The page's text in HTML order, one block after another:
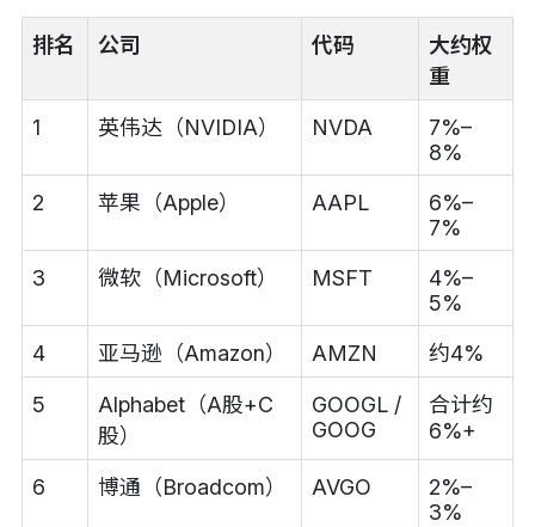
排名 公司 代码
大约权
重
1 英伟达（NVIDIA） NVDA
7%–
8%
2
苹果（Apple） AAPL
6%–
7%
3
微软（Microsoft） MSFT
4%–
5%
4
亚马逊（Amazon） AMZN 约4%
5
Alphabet（A股+C
股）
GOOGL /
GOOG
合计约
6%+
6 博通（Broadcom） AVGO
2%–
3%